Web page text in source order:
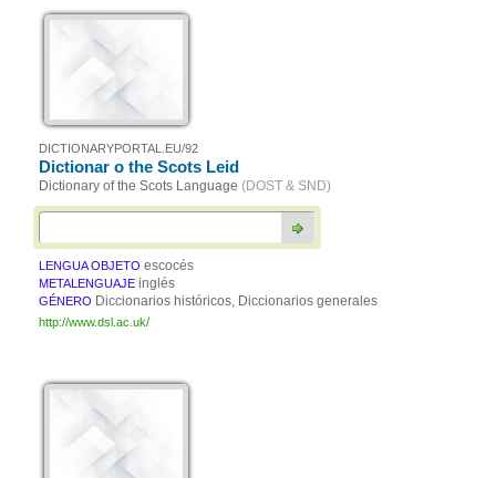
DICTIONARYPORTAL.EU/92
Dictionar o the Scots Leid
Dictionary of the Scots Language (DOST & SND)
LENGUA OBJETO escocés
METALENGUAJE inglés
GÉNERO Diccionarios históricos, Diccionarios generales
http://www.dsl.ac.uk/